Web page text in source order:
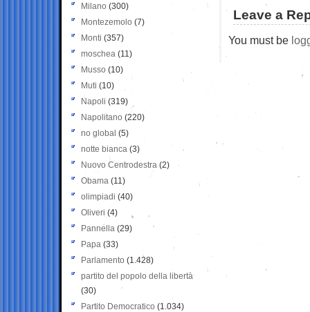
Leave a
You must be
Milano (300)
Montezemolo (7)
Monti (357)
moschea (11)
Musso (10)
Muti (10)
Napoli (319)
Napolitano (220)
no global (5)
notte bianca (3)
Nuovo Centrodestra (2)
Obama (11)
olimpiadi (40)
Oliveri (4)
Pannella (29)
Papa (33)
Parlamento (1.428)
partito del popolo della libertà
(30)
Partito Democratico (1.034)